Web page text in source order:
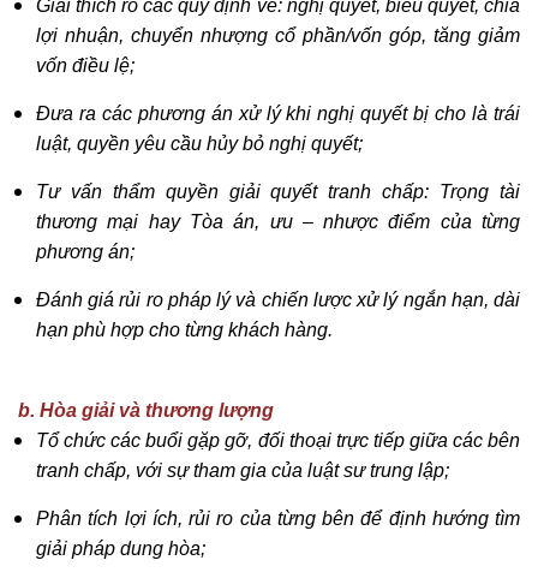
Giải thích rõ các quy định về: nghị quyết, biểu quyết, chia
lợi nhuận, chuyển nhượng cổ phần/vốn góp, tăng giảm
vốn điều lệ;
Đưa ra các phương án xử lý khi nghị quyết bị cho là trái
luật, quyền yêu cầu hủy bỏ nghị quyết;
Tư vấn thẩm quyền giải quyết tranh chấp: Trọng tài
thương mại hay Tòa án, ưu – nhược điểm của từng
phương án;
Đánh giá rủi ro pháp lý và chiến lược xử lý ngắn hạn, dài
hạn phù hợp cho từng khách hàng.
b. Hòa giải và thương lượng
Tổ chức các buổi gặp gỡ, đối thoại trực tiếp giữa các bên
tranh chấp, với sự tham gia của luật sư trung lập;
Phân tích lợi ích, rủi ro của từng bên để định hướng tìm
giải pháp dung hòa;